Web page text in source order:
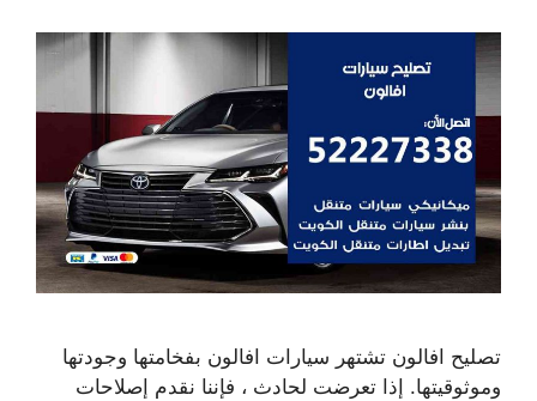
تصليح افالون تشتهر سيارات افالون بفخامتها وجودتها
وموثوقيتها. إذا تعرضت لحادث ، فإننا نقدم إصلاحات